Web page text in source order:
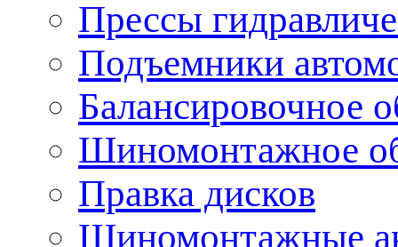
Прессы
Подъемники
Балансировочное
Шиномонтажное
Правка дисков
Шиномонтажные